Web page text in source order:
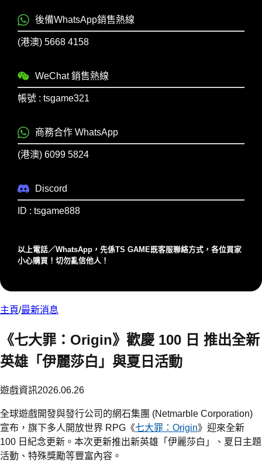
後備WhatsApp銷售熱線
(港澳) 5668 4158
WeChat 銷售熱線
帳號 : tsgame321
商務合作 WhatsApp
(港澳) 6099 5824
Discord
ID : tsgame888
以上電話／WhatsApp，先係TS GAME既客服聯絡⽅式，各位買家
⼩⼼購買！切勿亂信他⼈！
主頁/最新消息
《七大罪：Origin》歡慶 100 日 推出全新
英雄「伊麗莎白」與夏日活動
遊戲資訊2026.06.26
全球遊戲開發與發行公司的網石集團 (Netmarble Corporation)
宣布，旗下多人開放世界 RPG《七大罪：Origin》迎來全新
100 日紀念更新。本次更新推出新英雄「伊麗莎白」、夏日主題
活動、特殊獎勵等豐富內容。